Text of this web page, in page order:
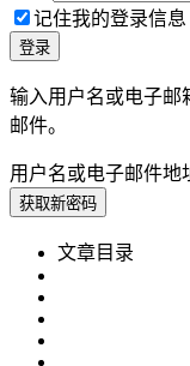
记住我的登录信息
输入用户名或电子邮
邮件。
用户名或电子邮件地
文章目录